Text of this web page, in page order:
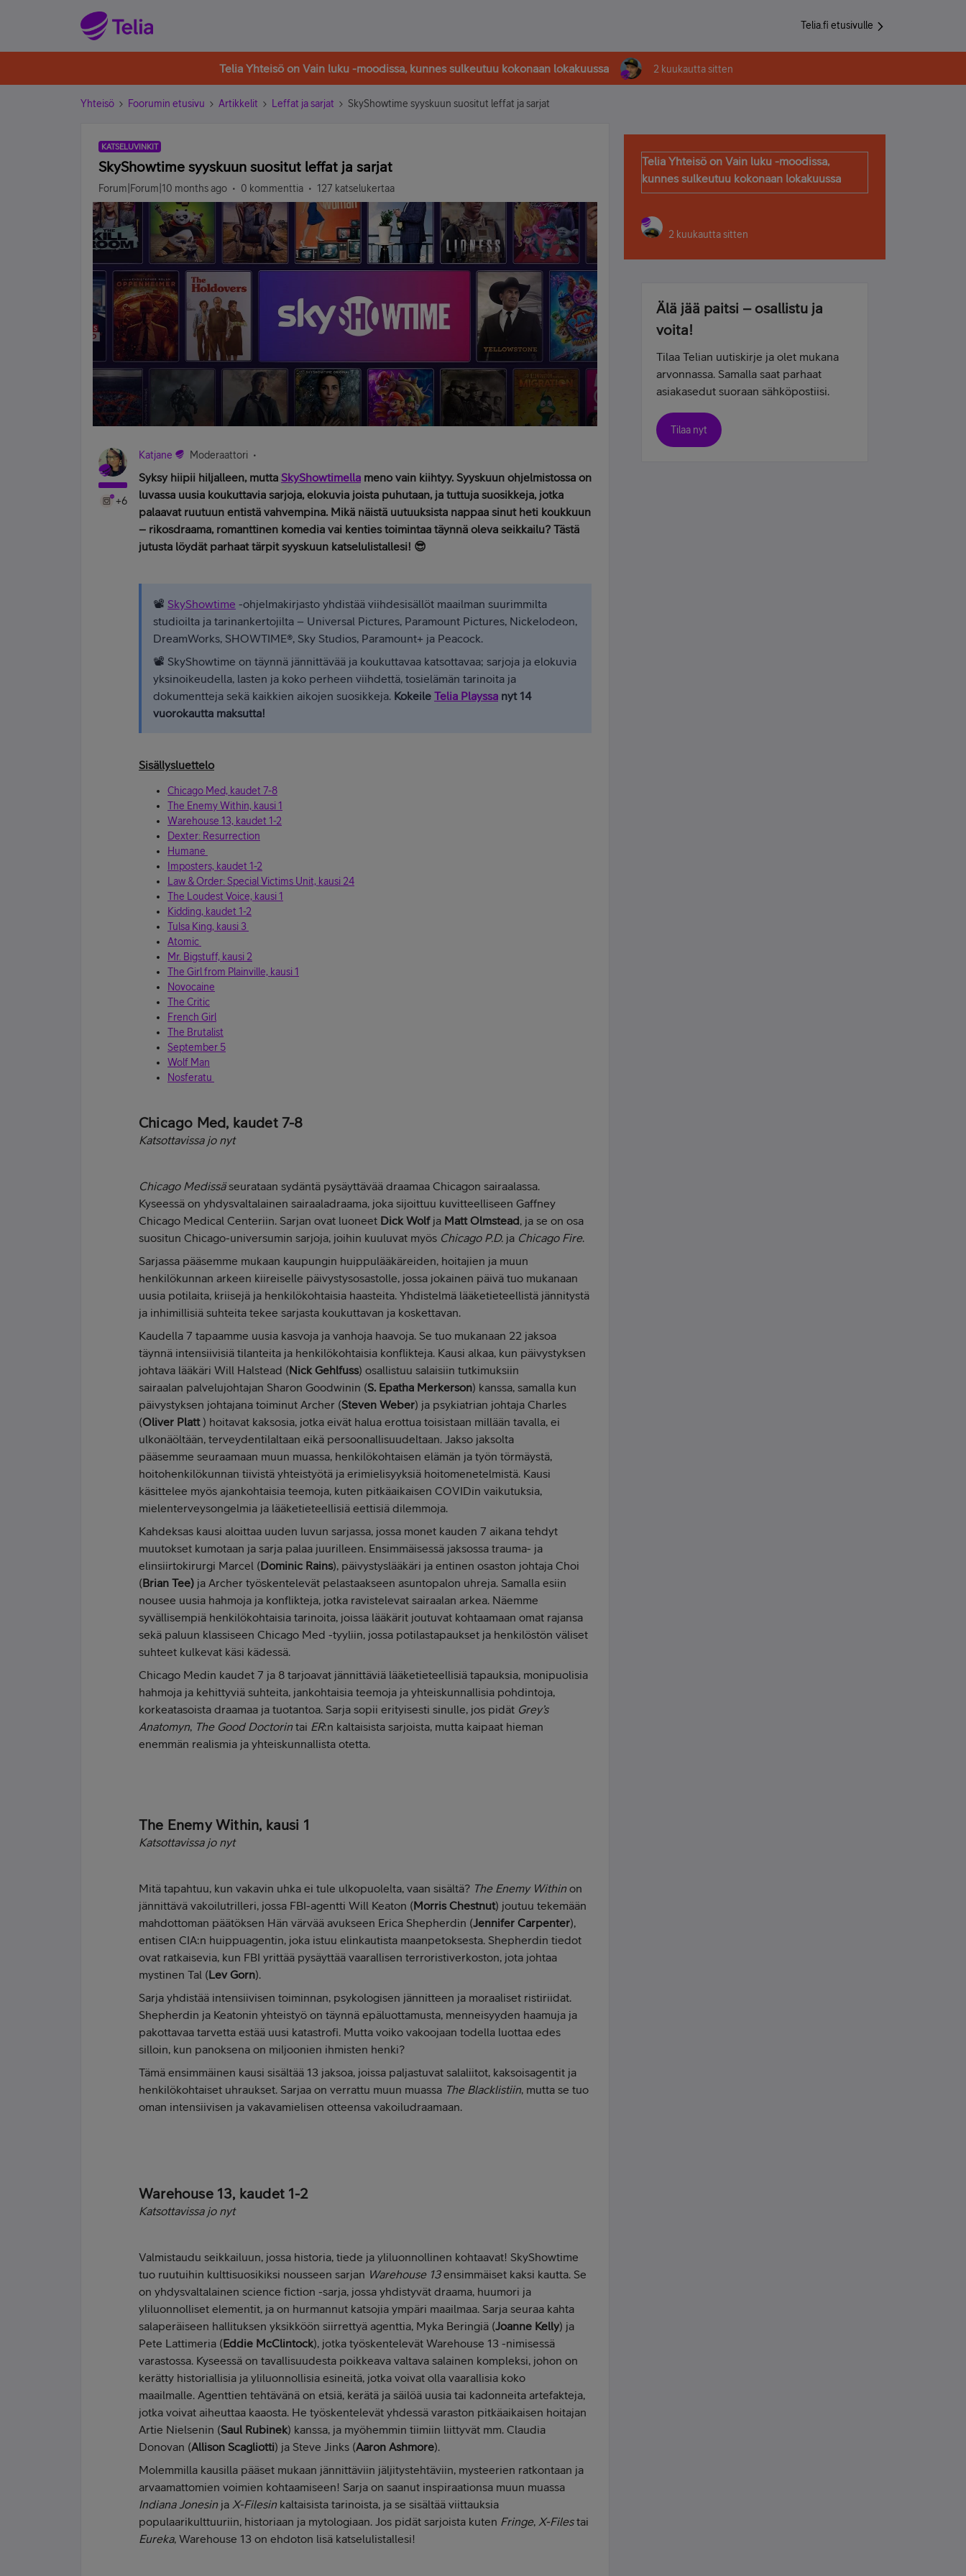
Telia.fi etusivulle
Telia Yhteisö on Vain luku -moodissa, kunnes sulkeutuu kokonaan lokakuussa 2 kuukautta sitten
Yhteisö Foorumin etusivu Artikkelit Leffat ja sarjat SkyShowtime syyskuun suositut leffat ja sarjat
KATSELUVINKIT
SkyShowtime syyskuun suositut leffat ja sarjat
Forum|Forum|10 months ago 0 kommenttia 127 katselukertaa
+6
Katjane Moderaattori
Syksy hiipii hiljalleen, mutta SkyShowtimella meno vain kiihtyy. Syyskuun ohjelmistossa on
luvassa uusia koukuttavia sarjoja, elokuvia joista puhutaan, ja tuttuja suosikkeja, jotka
palaavat ruutuun entistä vahvempina. Mikä näistä uutuuksista nappaa sinut heti koukkuun
– rikosdraama, romanttinen komedia vai kenties toimintaa täynnä oleva seikkailu? Tästä
jutusta löydät parhaat tärpit syyskuun katselulistallesi! 😎
📽 SkyShowtime -ohjelmakirjasto yhdistää viihdesisällöt maailman suurimmilta
studioilta ja tarinankertojilta – Universal Pictures, Paramount Pictures, Nickelodeon,
DreamWorks, SHOWTIME®️, Sky Studios, Paramount+ ja Peacock.
📽 SkyShowtime on täynnä jännittävää ja koukuttavaa katsottavaa; sarjoja ja elokuvia
yksinoikeudella, lasten ja koko perheen viihdettä, tosielämän tarinoita ja
dokumentteja sekä kaikkien aikojen suosikkeja. Kokeile Telia Playssa nyt 14
vuorokautta maksutta!
Sisällysluettelo
Chicago Med, kaudet 7-8
The Enemy Within, kausi 1
Warehouse 13, kaudet 1-2
Dexter: Resurrection
Humane
Imposters, kaudet 1-2
Law & Order: Special Victims Unit, kausi 24
The Loudest Voice, kausi 1
Kidding, kaudet 1-2
Tulsa King, kausi 3
Atomic
Mr. Bigstuff, kausi 2
The Girl from Plainville, kausi 1
Novocaine
The Critic
French Girl
The Brutalist
September 5
Wolf Man
Nosferatu
Chicago Med, kaudet 7-8
Katsottavissa jo nyt
Chicago Medissäseurataan sydäntä pysäyttävää draamaa Chicagon sairaalassa.
Kyseessä on yhdysvaltalainen sairaaladraama, joka sijoittuu kuvitteelliseen Gaffney
Chicago Medical Centeriin. Sarjan ovat luoneet Dick Wolf ja Matt Olmstead, ja se on osa
suositun Chicago-universumin sarjoja, joihin kuuluvat myös Chicago P.D. ja Chicago Fire.
Sarjassa pääsemme mukaan kaupungin huippulääkäreiden, hoitajien ja muun
henkilökunnan arkeen kiireiselle päivystysosastolle, jossa jokainen päivä tuo mukanaan
uusia potilaita, kriisejä ja henkilökohtaisia haasteita. Yhdistelmä lääketieteellistä jännitystä
ja inhimillisiä suhteita tekee sarjasta koukuttavan ja koskettavan.
Kaudella 7 tapaamme uusia kasvoja ja vanhoja haavoja. Se tuo mukanaan 22 jaksoa
täynnä intensiivisiä tilanteita ja henkilökohtaisia konflikteja. Kausi alkaa, kun päivystyksen
johtava lääkäri Will Halstead (Nick Gehlfuss) osallistuu salaisiin tutkimuksiin
sairaalan palvelujohtajan Sharon Goodwinin (S. Epatha Merkerson) kanssa, samalla kun
päivystyksen johtajana toiminut Archer (Steven Weber) ja psykiatrian johtaja Charles
(Oliver Platt) hoitavat kaksosia, jotka eivät halua erottua toisistaan millään tavalla, ei
ulkonäöltään, terveydentilaltaan eikä persoonallisuudeltaan. Jakso jaksolta
pääsemme seuraamaan muun muassa, henkilökohtaisen elämän ja työn törmäystä,
hoitohenkilökunnan tiivistä yhteistyötä ja erimielisyyksiä hoitomenetelmistä. Kausi
käsittelee myös ajankohtaisia teemoja, kuten pitkäaikaisen COVIDin vaikutuksia,
mielenterveysongelmia ja lääketieteellisiä eettisiä dilemmoja.
Kahdeksas kausi aloittaa uuden luvun sarjassa, jossa monet kauden 7 aikana tehdyt
muutokset kumotaan ja sarja palaa juurilleen. Ensimmäisessä jaksossa trauma- ja
elinsiirtokirurgi Marcel (Dominic Rains), päivystyslääkäri ja entinen osaston johtaja Choi
(Brian Tee) ja Archer työskentelevät pelastaakseen asuntopalon uhreja. Samalla esiin
nousee uusia hahmoja ja konflikteja, jotka ravistelevat sairaalan arkea. Näemme
syvällisempiä henkilökohtaisia tarinoita, joissa lääkärit joutuvat kohtaamaan omat rajansa
sekä paluun klassiseen Chicago Med -tyyliin, jossa potilastapaukset ja henkilöstön väliset
suhteet kulkevat käsi kädessä.
Chicago Medin kaudet 7 ja 8 tarjoavat jännittäviä lääketieteellisiä tapauksia, monipuolisia
hahmoja ja kehittyviä suhteita, jankohtaisia teemoja ja yhteiskunnallisia pohdintoja,
korkeatasoista draamaa ja tuotantoa. Sarja sopii erityisesti sinulle, jos pidät Grey’s
Anatomyn, The Good Doctorintai ER:n kaltaisista sarjoista, mutta kaipaat hieman
enemmän realismia ja yhteiskunnallista otetta.
The Enemy Within, kausi 1
Katsottavissa jo nyt
Mitä tapahtuu, kun vakavin uhka ei tule ulkopuolelta, vaan sisältä? The Enemy Withinon
jännittävä vakoilutrilleri, jossa FBI-agentti Will Keaton (Morris Chestnut) joutuu tekemään
mahdottoman päätöksen Hän värvää avukseen Erica Shepherdin (Jennifer Carpenter),
entisen CIA:n huippuagentin, joka istuu elinkautista maanpetoksesta. Shepherdin tiedot
ovat ratkaisevia, kun FBI yrittää pysäyttää vaarallisen terroristiverkoston, jota johtaa
mystinen Tal (Lev Gorn).
Sarja yhdistää intensiivisen toiminnan, psykologisen jännitteen ja moraaliset ristiriidat.
Shepherdin ja Keatonin yhteistyö on täynnä epäluottamusta, menneisyyden haamuja ja
pakottavaa tarvetta estää uusi katastrofi. Mutta voiko vakoojaan todella luottaa edes
silloin, kun panoksena on miljoonien ihmisten henki?
Tämä ensimmäinen kausi sisältää 13 jaksoa, joissa paljastuvat salaliitot, kaksoisagentit ja
henkilökohtaiset uhraukset. Sarjaa on verrattu muun muassa The Blacklistiin, mutta se tuo
oman intensiivisen ja vakavamielisen otteensa vakoiludraamaan.
Warehouse 13, kaudet 1-2
Katsottavissa jo nyt
Valmistaudu seikkailuun, jossa historia, tiede ja yliluonnollinen kohtaavat! SkyShowtime
tuo ruutuihin kulttisuosikiksi nousseen sarjan Warehouse 13ensimmäiset kaksi kautta. Se
on yhdysvaltalainen science fiction -sarja, jossa yhdistyvät draama, huumori ja
yliluonnolliset elementit, ja on hurmannut katsojia ympäri maailmaa. Sarja seuraa kahta
salaperäiseen hallituksen yksikköön siirrettyä agenttia, Myka Beringiä (Joanne Kelly) ja
Pete Lattimeria (Eddie McClintock), jotka työskentelevät Warehouse 13 -nimisessä
varastossa. Kyseessä on tavallisuudesta poikkeava valtava salainen kompleksi, johon on
kerätty historiallisia ja yliluonnollisia esineitä, jotka voivat olla vaarallisia koko
maailmalle. Agenttien tehtävänä on etsiä, kerätä ja säilöä uusia tai kadonneita artefakteja,
jotka voivat aiheuttaa kaaosta. He työskentelevät yhdessä varaston pitkäaikaisen hoitajan
Artie Nielsenin (Saul Rubinek) kanssa, ja myöhemmin tiimiin liittyvät mm. Claudia
Donovan (Allison Scagliotti) ja Steve Jinks (Aaron Ashmore).
Molemmilla kausilla pääset mukaan jännittäviin jäljitystehtäviin, mysteerien ratkontaan ja
arvaamattomien voimien kohtaamiseen! Sarja on saanut inspiraationsa muun muassa
Indiana Jonesinja X-Filesin kaltaisista tarinoista, ja se sisältää viittauksia
populaarikulttuuriin, historiaan ja mytologiaan. Jos pidät sarjoista kuten Fringe, X-Filestai
Eureka, Warehouse 13 on ehdoton lisä katselulistallesi!
Telia Yhteisö on Vain luku -moodissa,
kunnes sulkeutuu kokonaan lokakuussa
2 kuukautta sitten
Älä jää paitsi – osallistu ja
voita!
Tilaa Telian uutiskirje ja olet mukana
arvonnassa. Samalla saat parhaat
asiakasedut suoraan sähköpostiisi.
Tilaa nyt